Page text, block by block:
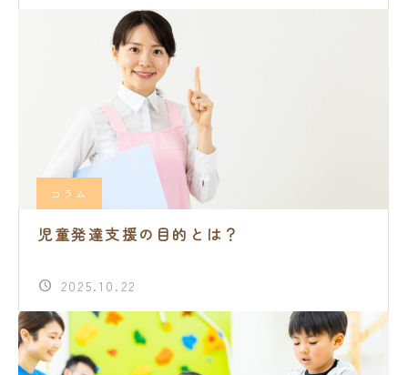
コラム
児童発達支援の目的とは？
2025.10.22